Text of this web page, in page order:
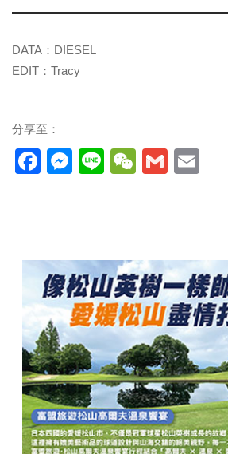
DATA：DIESEL
EDIT：Tracy
分享至：
Facebook
Messenger
LineWeChat
Gmail